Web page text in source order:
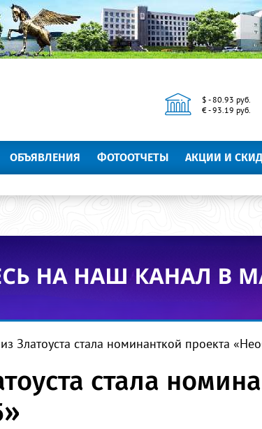
$ - 80.93 руб.
€ - 93.19 руб.
ОБЪЯВЛЕНИЯ ФОТООТЧЕТЫ АКЦИИ И
Златоуста стала номинанткой проекта
стала